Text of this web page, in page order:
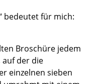
bedeutet für mich:
Broschüre jedem
auf der die
einzelnen sieben